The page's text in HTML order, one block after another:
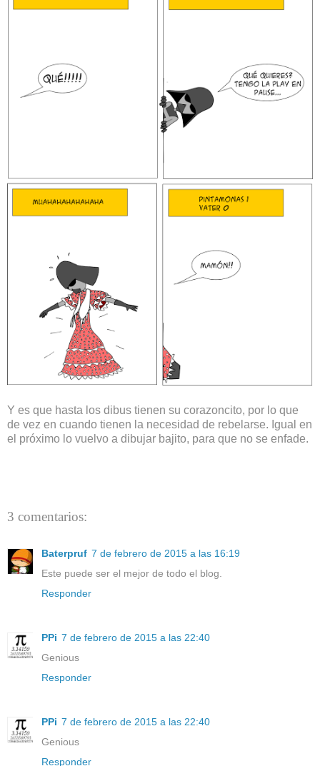
Y es que hasta los dibus tienen su corazoncito, por lo que
de vez en cuando tienen la necesidad de rebelarse. Igual en
el próximo lo vuelvo a dibujar bajito, para que no se enfade.
3 comentarios:
Baterpruf 7 de febrero de 2015 a las 16:19
Este puede ser el mejor de todo el blog.
Responder
PPi 7 de febrero de 2015 a las 22:40
Genious
Responder
PPi 7 de febrero de 2015 a las 22:40
Genious
Responder